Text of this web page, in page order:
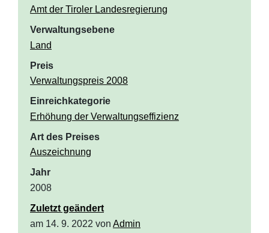
Amt der Tiroler Landesregierung
Verwaltungsebene
Land
Preis
Verwaltungspreis 2008
Einreichkategorie
Erhöhung der Verwaltungseffizienz
Art des Preises
Auszeichnung
Jahr
2008
Zuletzt geändert
am 14. 9. 2022 von Admin